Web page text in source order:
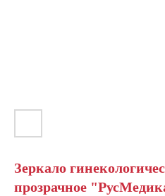
Зеркало
прозрачное